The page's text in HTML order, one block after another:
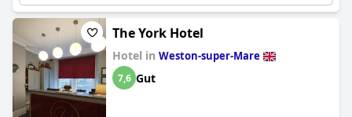
The York Hotel
Hotel in Weston-super-Mare
7,6 Gut